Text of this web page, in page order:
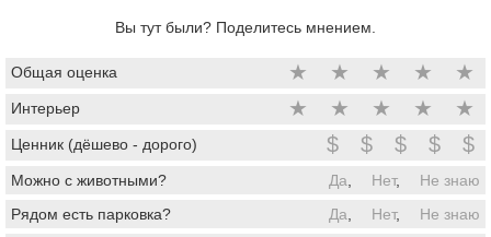
Вы тут были? Поделитесь мнением.
Общая оценка ★ ★ ★ ★ ★
Интерьер ★ ★ ★ ★ ★
Ценник (дёшево - дорого) $ $ $ $ $
Можно с животными? Да Нет,
Не знаю
Рядом есть парковка?
Да Нет,
Не знаю